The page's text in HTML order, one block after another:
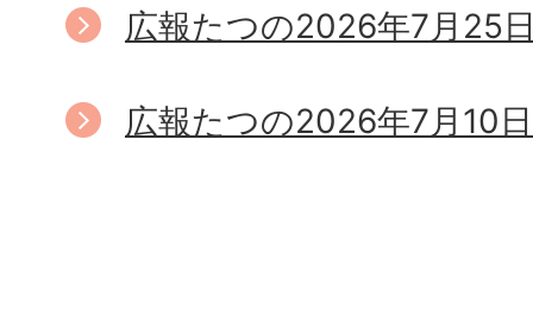
広報たつの2026年7月25
広報たつの2026年7月10